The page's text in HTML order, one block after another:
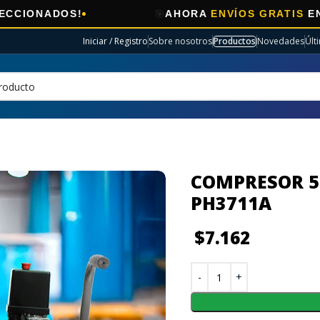
🎯AHORA ENVÍOS GRATISEN ELECTRO
Iniciar / RegistroSobre nosotrosProductosNovedades
COMPRESOR
PH3711A
$7.162